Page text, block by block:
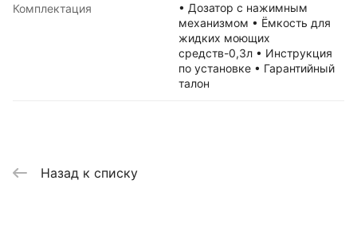
Комплектация
• Дозатор с нажимным
механизмом • Ёмкость для
жидких моющих
средств-0,3л • Инструкция
по установке • Гарантийный
талон
Назад к списку